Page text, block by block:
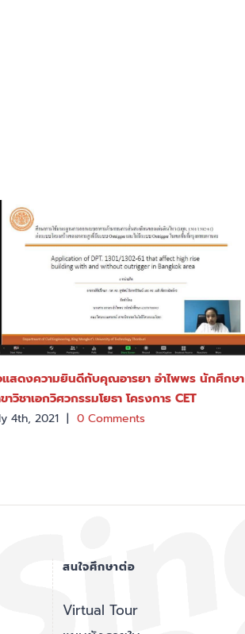
สดงความยินดีกับคุณอารยา อำไพพร นักศึกษา
าวิชาเอกวิศวกรรมโยธา โครงการ CET
4th, 2021 | 0 Comments
สนใจศึกษาต่อ
Virtual Tour